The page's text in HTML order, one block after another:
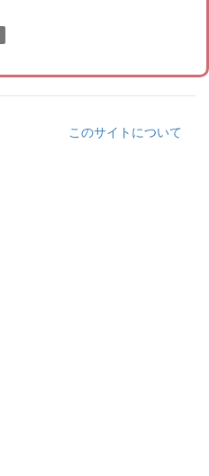
このサイトについて